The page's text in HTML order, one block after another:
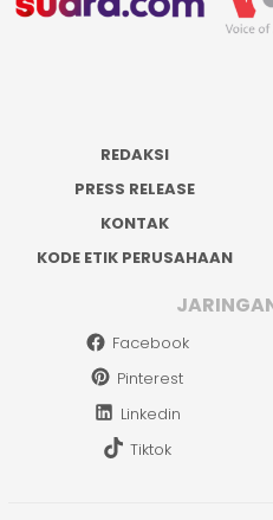
REDAKSI
PRESS RELEASE
KONTAK
KODE ETIK PERUSAHAAN
Facebook
Pinterest
Linkedin
Tiktok